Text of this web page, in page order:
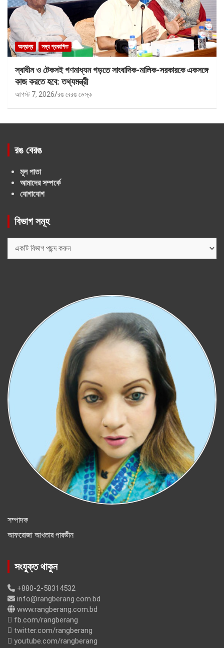
অন্যান্য সদ্য প্রকাশিত
স্বাধীন ও টেকসই গণমাধ্যম গড়তে সাংবাদিক-মালিক-সরকারকে একসঙ্গে
কাজ করতে হবে: তথ্যমন্ত্রী
আগস্ট 7, 2026 রঙ বেরঙ ডেস্ক
রঙ বেরঙ
মূল পাতা
আমাদের সম্পর্কে
যোগাযোগ
বিভাগ সমূহ
সম্পাদক
আফরোজা আখতার পারভীন
সংযুক্ত থাকুন
+880-2-58314532
info@rangberang.com.bd
www.rangberang.com.bd
fb.com/rangberang
twitter.com/rangberang
youtube.com/rangberang